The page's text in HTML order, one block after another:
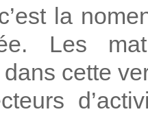
la
Les
cette